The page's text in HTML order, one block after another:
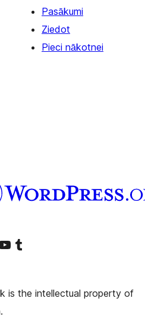
Pasākumi
Ziedot
Pieci nākotnei
TikTok kontu
mūsu YouTube kanālu
Apmeklējiet mūsu Tumblr kontu
is the intellectual property of